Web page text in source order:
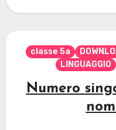
classe 5a
LINGUAGGIO
Numero